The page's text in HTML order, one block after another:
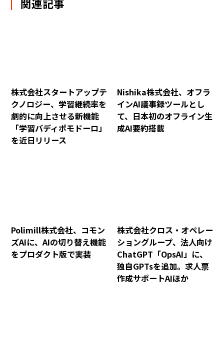
株式会社スタートアップテ
クノロジー、学習継続率を
劇的に向上させる新機能
「学習バディポモドーロ」
を近日リリース
Nishika株式会社、オフラ
インAI議事録ツールとし
て、日本初のオフライン生
成AI要約搭載
Polimill株式会社、コモン
ズAIに、AIの切り替え機能
をプロダクト版で実装
株式会社クロス・オペレー
ショングループ、法人向け
ChatGPT「OpsAI」に、
独自GPTsを追加。求人票
作成サポートAIほか